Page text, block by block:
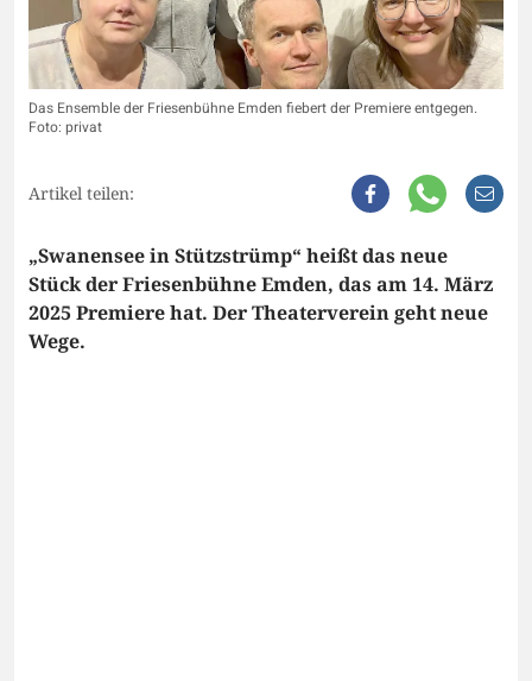
Das Ensemble der Friesenbühne Emden fiebert der Premiere entgegen.
Foto: privat
Artikel teilen:
„Swanensee in Stützstrümp“ heißt das neue
Stück der Friesenbühne Emden, das am 14. März
2025 Premiere hat. Der Theaterverein geht neue
Wege.